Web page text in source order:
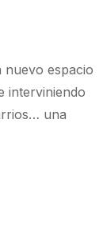
nuevo espacio
interviniendo
una